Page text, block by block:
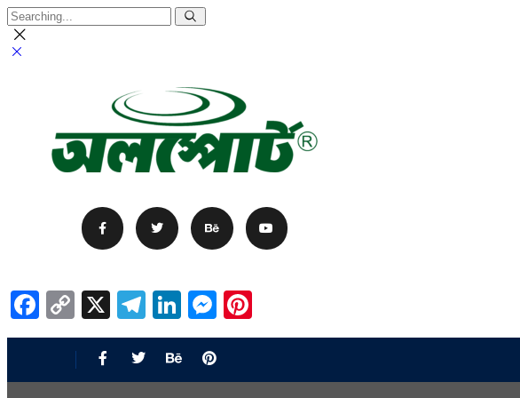
Facebook
Copy
Link
X Telegram
LinkedIn
Messenger